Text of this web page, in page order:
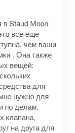
в Staud Moon
все еще
чем ваши
. Она также
вещей:
для
нужно для
по делам.
клапана,
на друга для